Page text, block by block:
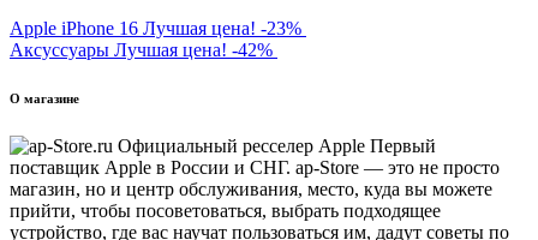
Apple iPhone 16 Лучшая цена! -23%
Аксуссуары Лучшая цена! -42%
О магазине
Первый
поставщик Apple в России и СНГ. ap-Store — это не просто
магазин, но и центр обслуживания, место, куда вы можете
прийти, чтобы посоветоваться, выбрать подходящее
устройство, где вас научат пользоваться им, дадут советы по